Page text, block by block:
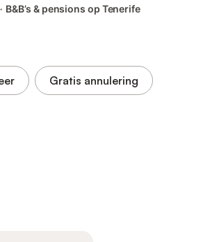
· B&B’s & pensions op Tenerife
Gratis annulering